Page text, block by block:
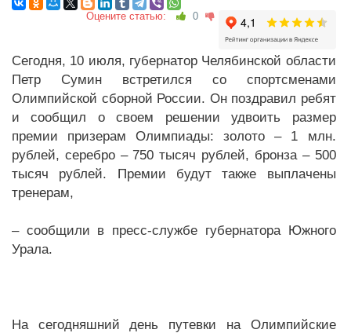
Оцените статью: 0
Сегодня, 10 июля, губернатор Челябинской области
Петр Сумин встретился со спортсменами
Олимпийской сборной России. Он поздравил ребят
и сообщил о своем решении удвоить размер
премии призерам Олимпиады: золото – 1 млн.
рублей, серебро – 750 тысяч рублей, бронза – 500
тысяч рублей. Премии будут также выплачены
тренерам,
– сообщили в пресс-службе губернатора Южного
Урала.
На сегодняшний день путевки на Олимпийские